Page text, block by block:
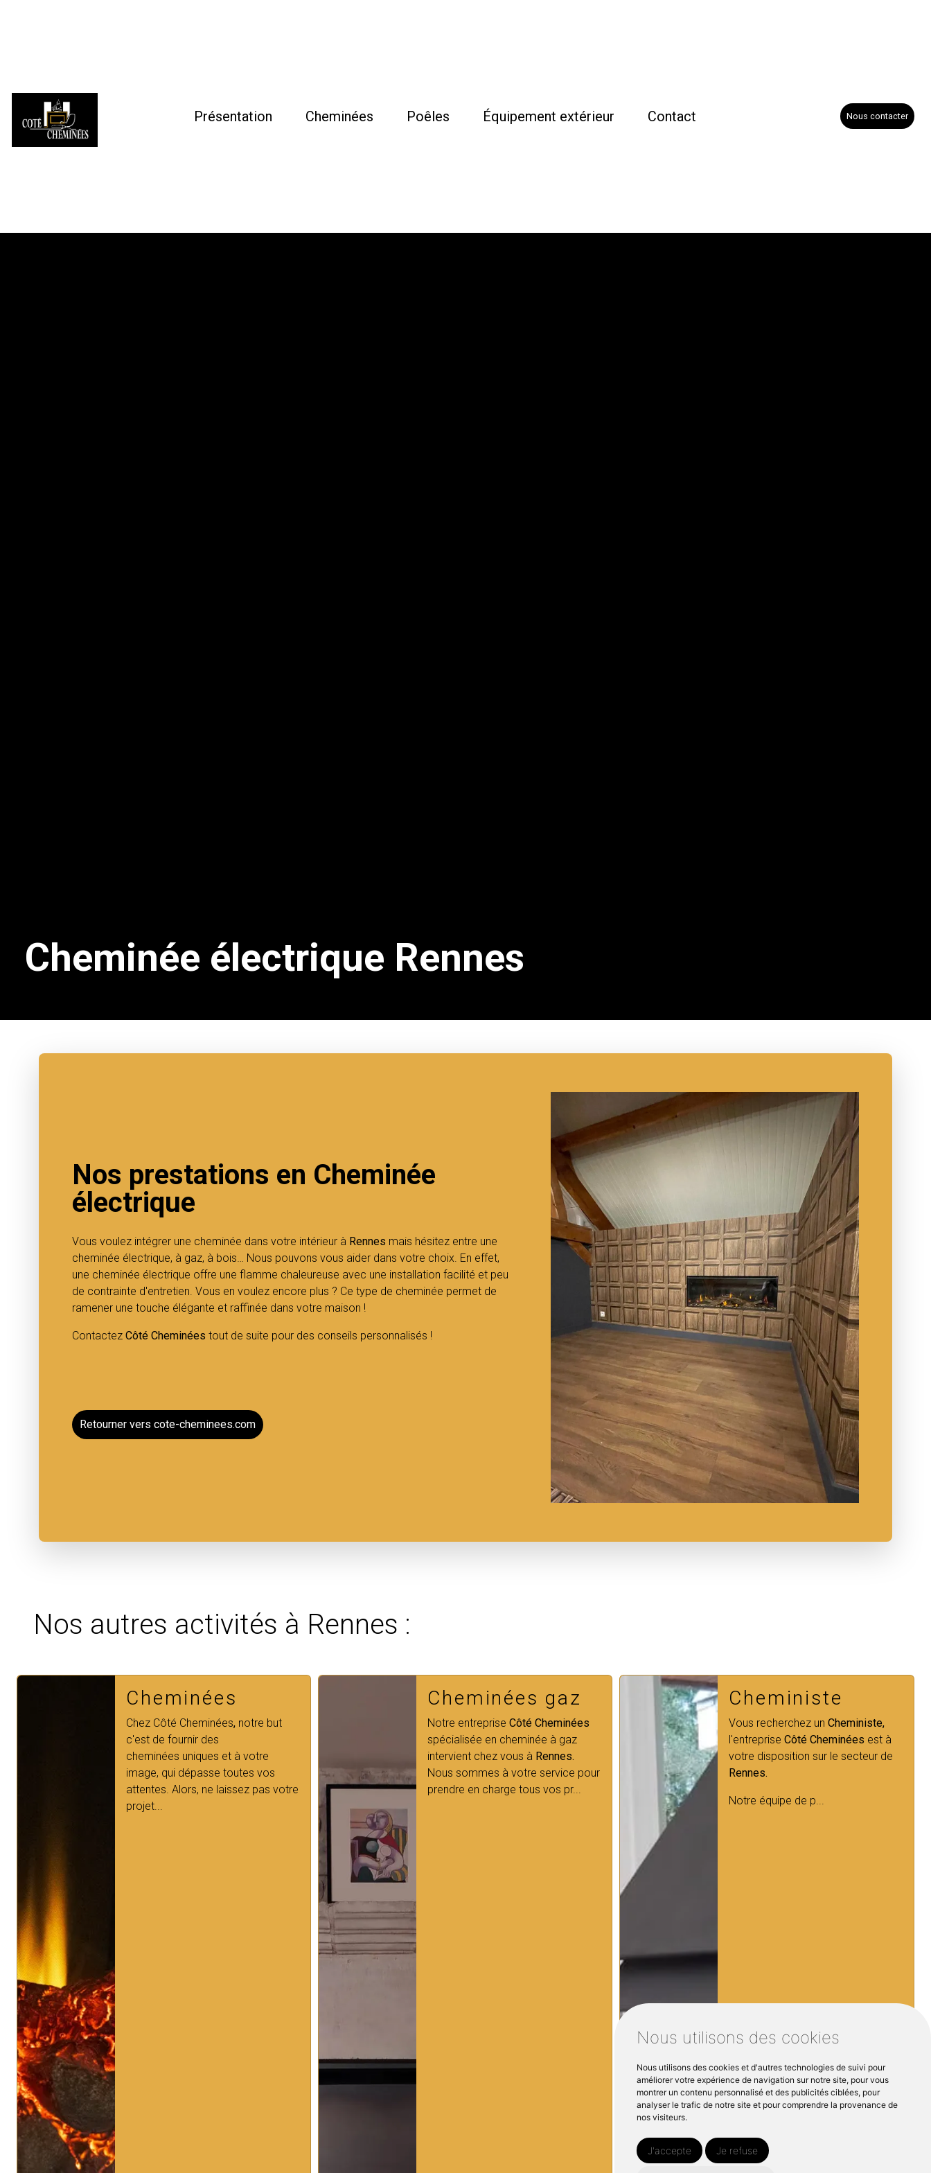
Nous utilisons des cookies
Nous utilisons des cookies et d'autres technologies de suivi pour
améliorer votre expérience de navigation sur notre site, pour vous
montrer un contenu personnalisé et des publicités ciblées, pour
analyser le trafic de notre site et pour comprendre la provenance de
nos visiteurs.
J'accepte Je refuse
Présentation Cheminées Poêles Équipement extérieur Contact Nous contacter
Cheminée électrique Rennes
Nos prestations en Cheminée
électrique
Vous voulez intégrer une cheminée dans votre intérieur à Rennes mais hésitez entre une
cheminée électrique, à gaz, à bois… Nous pouvons vous aider dans votre choix. En effet,
une cheminée électrique offre une flamme chaleureuse avec une installation facilité et peu
de contrainte d'entretien. Vous en voulez encore plus ? Ce type de cheminée permet de
ramener une touche élégante et raffinée dans votre maison !
ContactezCôté Cheminéestout de suite pour des conseils personnalisés !
Retourner vers cote-cheminees.com
Nos autres activités à Rennes :
Cheminées gaz
Notre entrepriseCôté Cheminées
spécialisée en cheminée à gaz
intervient chez vous àRennes.
Nous sommes à votre service pour
prendre en charge tous vos pr...
Cheministe
Vous recherchez unCheministe,
l'entrepriseCôté Cheminéesest à
votre disposition sur le secteur de
Rennes.
Poêles
Vous avez besoin d'une ambiance
chaleureuse et élégante chez vous
pour cet hiver àRennes?Côté
Cheminées